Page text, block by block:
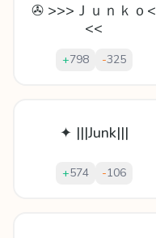
✇ >>>Ｊｕｎｋｏ<
<<
+798 -325
✦ |||Junk|||
+574 -106